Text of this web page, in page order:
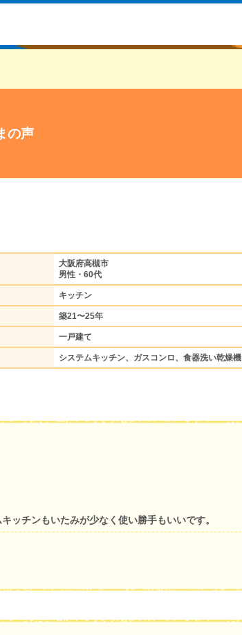
の声
大阪府高槻市
男性・60代
キッチン
築21〜25年
一戸建て
システムキッチン、ガスコンロ、食器洗い乾燥機
ッチンもいたみが少なく使い勝手もいいです。